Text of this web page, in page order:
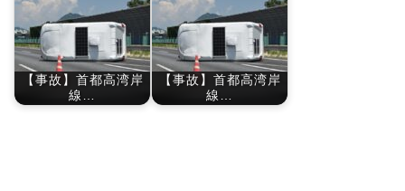
【事故】首都高湾岸
線…
【事故】首都高湾岸
線…